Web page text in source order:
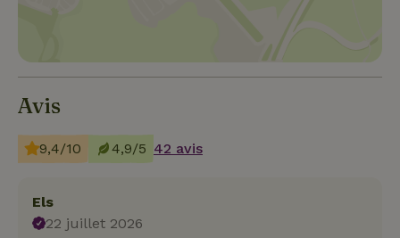
Avis
9,4/10 4,9/5 42 avis
Els
22 juillet 2026